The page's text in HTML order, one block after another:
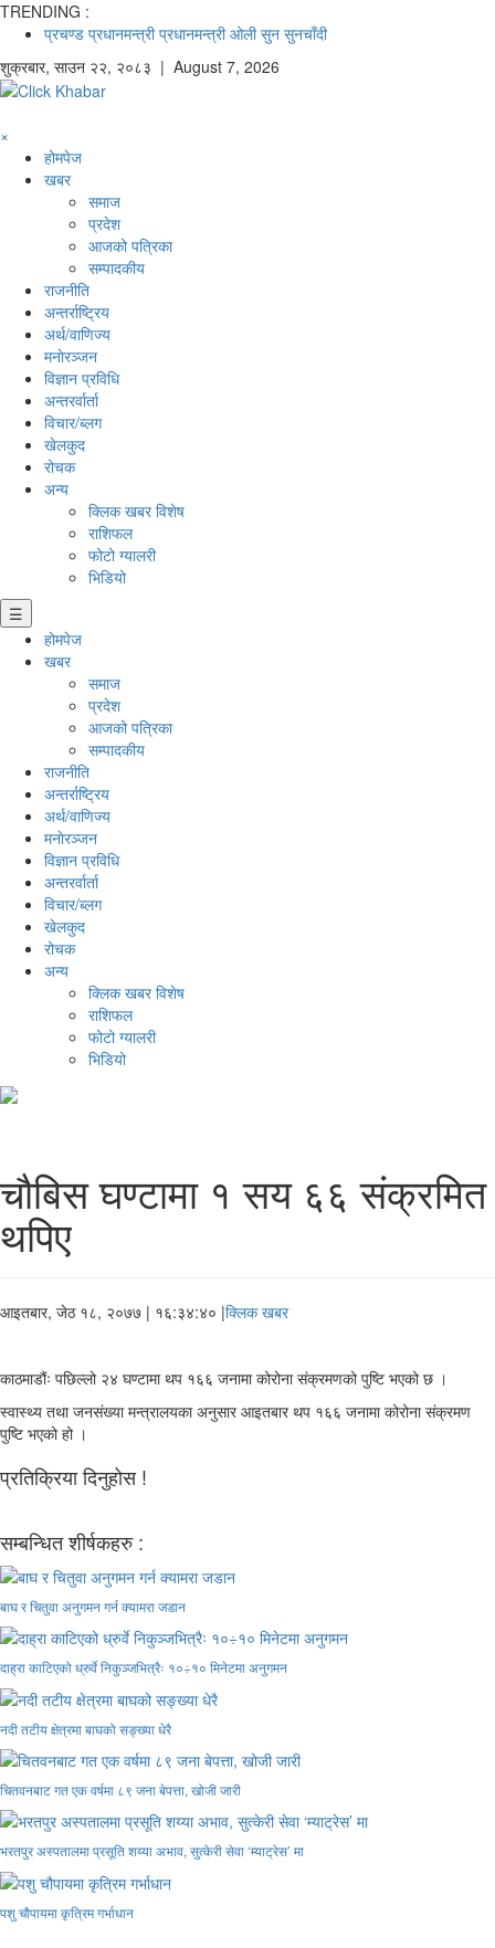
TRENDING :
प्रचण्ड प्रधानमन्त्री प्रधानमन्त्री ओली सुन सुनचाँदी
शुक्रबार, साउन २२, २०८३ | August 7, 2026
×
होमपेज
खबर
समाज
प्रदेश
आजको पत्रिका
सम्पादकीय
राजनीति
अन्तर्राष्ट्रिय
अर्थ/वाणिज्य
मनाेरञ्जन
विज्ञान प्रविधि
अन्तरर्वार्ता
विचार/ब्लग
खेलकुद
रोचक
अन्य
क्लिक खबर विशेष
राशिफल
फोटो ग्यालरी
भिडियो
☰
होमपेज
खबर
समाज
प्रदेश
आजको पत्रिका
सम्पादकीय
राजनीति
अन्तर्राष्ट्रिय
अर्थ/वाणिज्य
मनाेरञ्जन
विज्ञान प्रविधि
अन्तरर्वार्ता
विचार/ब्लग
खेलकुद
रोचक
अन्य
क्लिक खबर विशेष
राशिफल
फोटो ग्यालरी
भिडियो
चौबिस घण्टामा १ सय ६६ संक्रमित
थपिए
आइतबार, जेठ १८, २०७७ | १६:३४:४० |क्लिक खबर
काठमाडौंः पछिल्लो २४ घण्टामा थप १६६ जनामा कोरोना संक्रमणको पुष्टि भएको छ ।
स्वास्थ्य तथा जनस‌ंख्या मन्त्रालयका अनुसार आइतबार थप १६६ जनामा कोरोना संक्रमण
पुष्टि भएको हो ।
प्रतिक्रिया दिनुहोस !
सम्बन्धित शीर्षकहरु :
बाघ र चितुवा अनुगमन गर्न क्यामरा जडान
दाह्रा काटिएको ध्रुर्वे निकुञ्जभित्रैः १०÷१० मिनेटमा अनुगमन
नदी तटीय क्षेत्रमा बाघको सङ्ख्या धेरै
चितवनबाट गत एक वर्षमा ८९ जना बेपत्ता, खोजी जारी
भरतपुर अस्पतालमा प्रसूति शय्या अभाव, सुत्केरी सेवा ‘म्याट्रेस’ मा
पशु चौपायमा कृत्रिम गर्भाधान